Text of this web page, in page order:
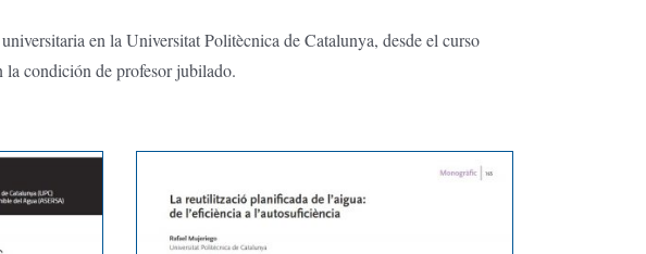
en la Universitat Politècnica de Catalunya, desde el curso
la condición de profesor jubilado.